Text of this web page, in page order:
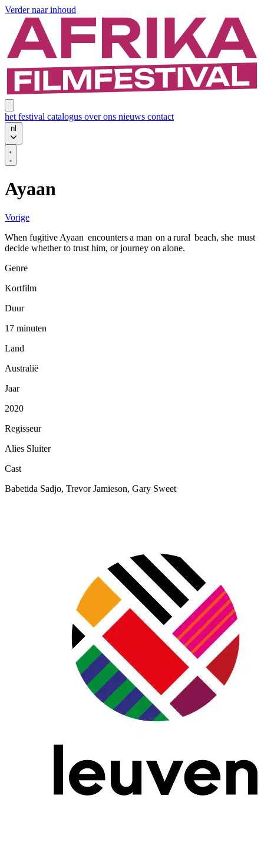
Verder naar inhoud
het festival catalogus over ons nieuws contact
nl
Ayaan
Vorige
When fugitive Ayaan encounters a man on a rural beach, she must
decide whether to trust him, or journey on alone.
Genre
Kortfilm
Duur
17 minuten
Land
Australië
Jaar
2020
Regisseur
Alies Sluiter
Cast
Babetida Sadjo, Trevor Jamieson, Gary Sweet